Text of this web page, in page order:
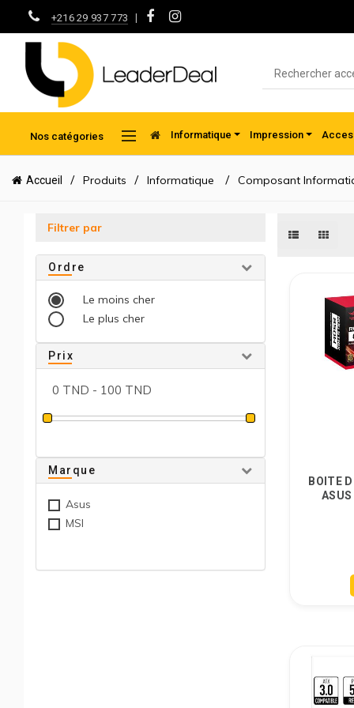
+216 29 937 773 |
Nos catégories Informatique Impression
Accueil Produits Informatique Composant
Filtrer par
Ordre
Le moins cher
Le plus cher
Prix
Marque
Asus
MSI
BOITE